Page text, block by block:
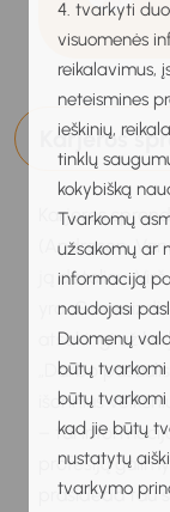
4. tvarkyti
visuomenės
reikalavimus,
neteismines
ieškinių,
tinklų
kokybišką
Tvarkomų
užsakomų ar
informaciją
naudojasi
Duomenų
būtų tvarkomi
būtų tvarkomi
kad jie būtų
nustatytų
tvarkymo
Karjeros
Karjeros
(Andreson,
ją detaliau.
yra
atsakingi už
„Darbo
išorinius
– tai
profesijų
prasideda tau